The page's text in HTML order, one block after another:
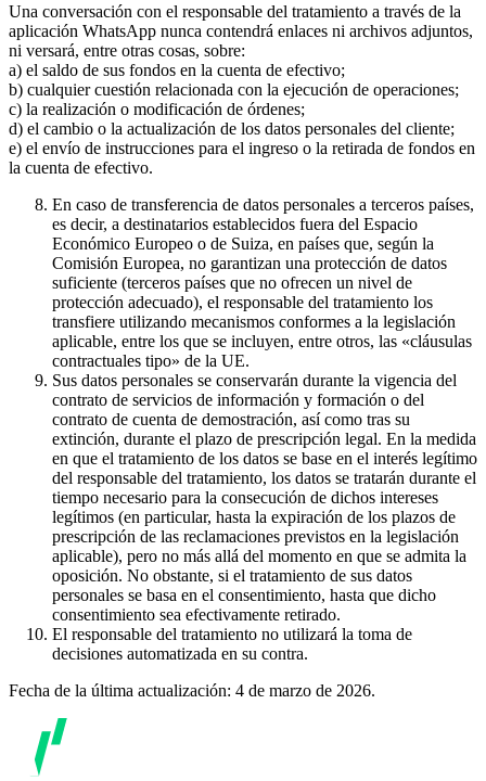
Una conversación con el responsable del tratamiento a través de la
aplicación WhatsApp nunca contendrá enlaces ni archivos adjuntos,
ni versará, entre otras cosas, sobre:
a) el saldo de sus fondos en la cuenta de efectivo;
b) cualquier cuestión relacionada con la ejecución de operaciones;
c) la realización o modificación de órdenes;
d) el cambio o la actualización de los datos personales del cliente;
e) el envío de instrucciones para el ingreso o la retirada de fondos en
la cuenta de efectivo.
En caso de transferencia de datos personales a terceros países,
es decir, a destinatarios establecidos fuera del Espacio
Económico Europeo o de Suiza, en países que, según la
Comisión Europea, no garantizan una protección de datos
suficiente (terceros países que no ofrecen un nivel de
protección adecuado), el responsable del tratamiento los
transfiere utilizando mecanismos conformes a la legislación
aplicable, entre los que se incluyen, entre otros, las «cláusulas
contractuales tipo» de la UE.
Sus datos personales se conservarán durante la vigencia del
contrato de servicios de información y formación o del
contrato de cuenta de demostración, así como tras su
extinción, durante el plazo de prescripción legal. En la medida
en que el tratamiento de los datos se base en el interés legítimo
del responsable del tratamiento, los datos se tratarán durante el
tiempo necesario para la consecución de dichos intereses
legítimos (en particular, hasta la expiración de los plazos de
prescripción de las reclamaciones previstos en la legislación
aplicable), pero no más allá del momento en que se admita la
oposición. No obstante, si el tratamiento de sus datos
personales se basa en el consentimiento, hasta que dicho
consentimiento sea efectivamente retirado.
El responsable del tratamiento no utilizará la toma de
decisiones automatizada en su contra.
Fecha de la última actualización: 4 de marzo de 2026.